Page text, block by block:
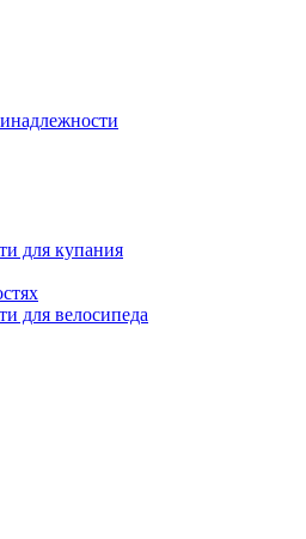
для купания
для велосипеда